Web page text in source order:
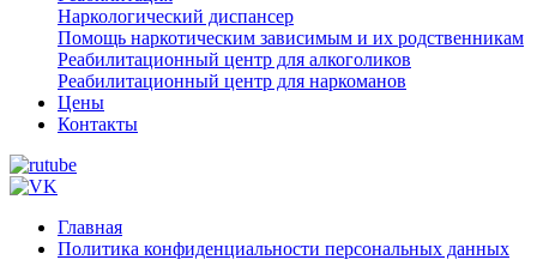
Наркологический диспансер
Помощь наркотическим зависимым и их родственникам
Реабилитационный центр для алкоголиков
Реабилитационный центр для наркоманов
Цены
Контакты
Главная
Политика конфиденциальности персональных данных